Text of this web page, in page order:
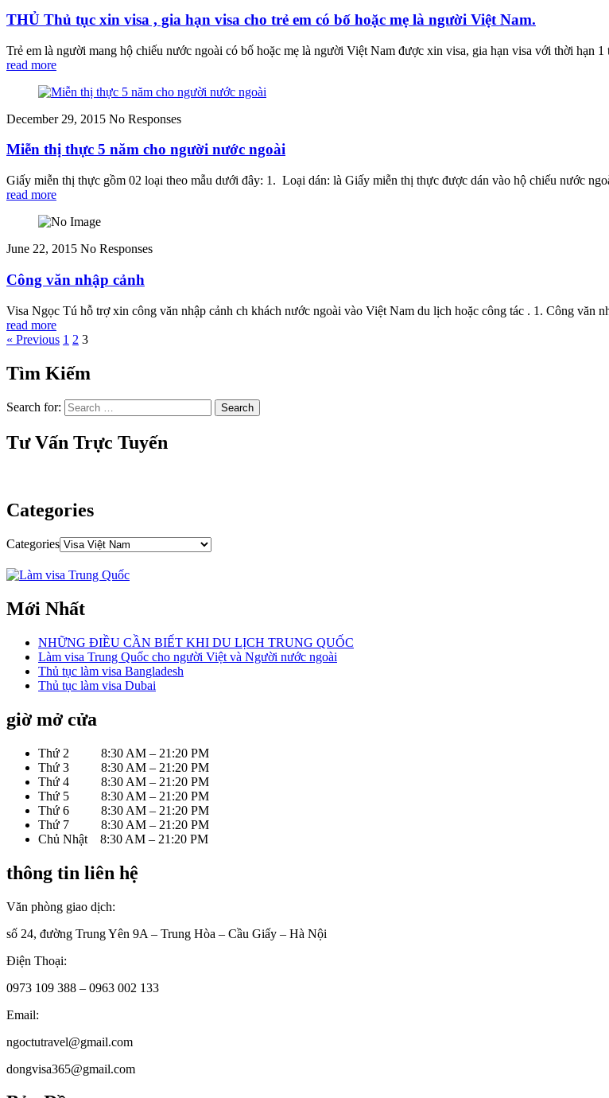
THỦ Thủ tục xin visa , gia hạn visa cho trẻ em có bố hoặc mẹ là người Việt Nam.
Trẻ em là người mang hộ chiếu nước ngoài có bố hoặc mẹ là người Việt Nam được xin visa, gia hạn visa với thời hạn
read more
December 29, 2015 No Responses
Miễn thị thực 5 năm cho người nước ngoài
Giấy miễn thị thực gồm 02 loại theo mẫu dưới đây: 1. Loại dán: là Giấy miễn thị thực được dán vào hộ chiếu nước
read more
June 22, 2015 No Responses
Công văn nhập cảnh
Visa Ngọc Tú hỗ trợ xin công văn nhập cảnh ch khách nước ngoài vào Việt Nam du lịch hoặc công tác . 1. Công văn
read more
« Previous 1 2 3
Tìm Kiếm
Search for:
Tư Vấn Trực Tuyến
Categories
Categories
Mới Nhất
NHỮNG ĐIỀU CẦN BIẾT KHI DU LỊCH TRUNG QUỐC
Làm visa Trung Quốc cho người Việt và Người nước ngoài
Thủ tục làm visa Bangladesh
Thủ tục làm visa Dubai
giờ mở cửa
Thứ 2 8:30 AM – 21:20 PM
Thứ 3 8:30 AM – 21:20 PM
Thứ 4 8:30 AM – 21:20 PM
Thứ 5 8:30 AM – 21:20 PM
Thứ 6 8:30 AM – 21:20 PM
Thứ 7 8:30 AM – 21:20 PM
Chủ Nhật 8:30 AM – 21:20 PM
thông tin liên hệ
Văn phòng giao dịch:
số 24, đường Trung Yên 9A – Trung Hòa – Cầu Giấy – Hà Nội
Điện Thoại:
0973 109 388 – 0963 002 133
Email:
ngoctutravel@gmail.com
dongvisa365@gmail.com